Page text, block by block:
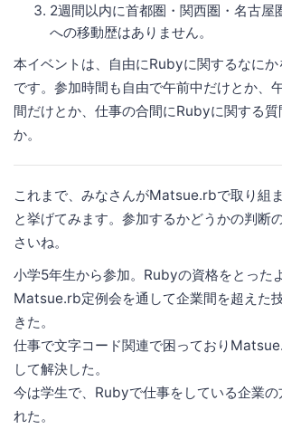
2週間以内に首都圏・関西圏・名古屋
への移動歴はありません。
本イベントは、自由にRubyに関するなに
です。参加時間も自由で午前中だけとか、
間だけとか、仕事の合間にRubyに関する質
か。
これまで、みなさんがMatsue.rbで取り組
と挙げてみます。参加するかどうかの判断
さいね。
小学5年生から参加。Rubyの資格をとった
Matsue.rb定例会を通して企業間を超えた
きた。
仕事で文字コード関連で困っており
して解決した。
今は学生で、Rubyで仕事をしている企業
れた。